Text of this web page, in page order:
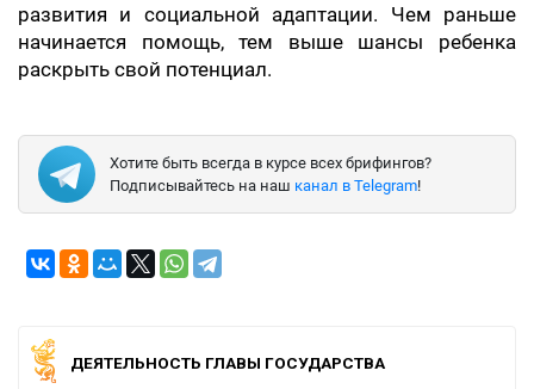
развития и социальной адаптации. Чем раньше
начинается помощь, тем выше шансы ребенка
раскрыть свой потенциал.
Хотите быть всегда в курсе всех брифингов?
Подписывайтесь на наш канал в Telegram!
ДЕЯТЕЛЬНОСТЬ ГЛАВЫ ГОСУДАРСТВА